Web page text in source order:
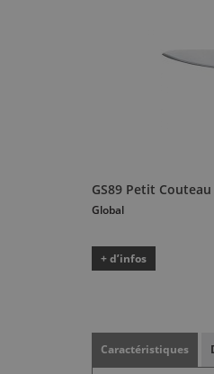
GS89 Petit
Global
+ d’infos
Caractéristiques